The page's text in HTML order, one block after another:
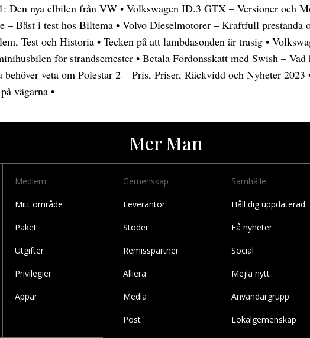
Den nya elbilen från VW • Volkswagen ID.3 GTX – Versioner och
– Bäst i test hos Biltema • Volvo Dieselmotorer – Kraftfull prestanda
Test och Historia • Tecken på att lambdasonden är trasig •
för strandsemester • Betala Fordonsskatt med Swish –
veta om Polestar 2 – Pris, Priser, Räckvidd och Nyheter 2023
vägarna •
Mer Man
Medlem
Mitt område
Paket
Utgifter
Privilegier
Appar
Gemenskap
Leverantör
Stöder
Remisspartner
Alliera
Media
Post
Samhälle
Håll dig uppdaterad
Få nyheter
Social
Mejla nytt
Användargrupp
Lokalgemenskap